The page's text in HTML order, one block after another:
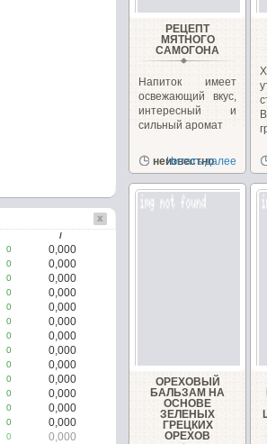
РЕЦЕПТ
МЯТНОГО
САМОГОНА
Напиток имеет
освежающий вкус,
интересный и
сильный аромат
неизвестно
Читать далее
ОРЕХОВЫЙ
БАЛЬЗАМ НА
ОСНОВЕ
ЗЕЛЕНЫХ
ГРЕЦКИХ
ОРЕХОВ
/
0
0,000
0
0,000
0
0,000
0
0,000
0
0,000
0
0,000
0
0,000
0
0,000
0
0,000
0
0,000
0
0,000
0
0,000
0
0,000
0
0,000